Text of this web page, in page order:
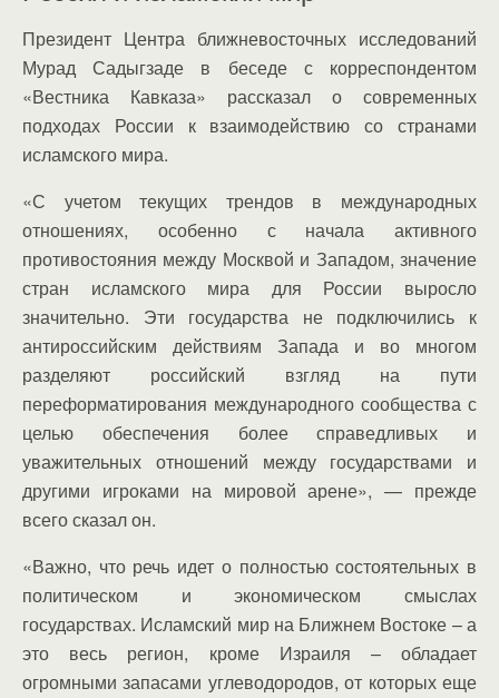
Президент Центра ближневосточных исследований
Мурад Садыгзаде в беседе с корреспондентом
«Вестника Кавказа» рассказал о современных
подходах России к взаимодействию со странами
исламского мира.
«С учетом текущих трендов в международных
отношениях, особенно с начала активного
противостояния между Москвой и Западом, значение
стран исламского мира для России выросло
значительно. Эти государства не подключились к
антироссийским действиям Запада и во многом
разделяют российский взгляд на пути
переформатирования международного сообщества с
целью обеспечения более справедливых и
уважительных отношений между государствами и
другими игроками на мировой арене», — прежде
всего сказал он.
«Важно, что речь идет о полностью состоятельных в
политическом и экономическом смыслах
государствах. Исламский мир на Ближнем Востоке – а
это весь регион, кроме Израиля – обладает
огромными запасами углеводородов, от которых еще